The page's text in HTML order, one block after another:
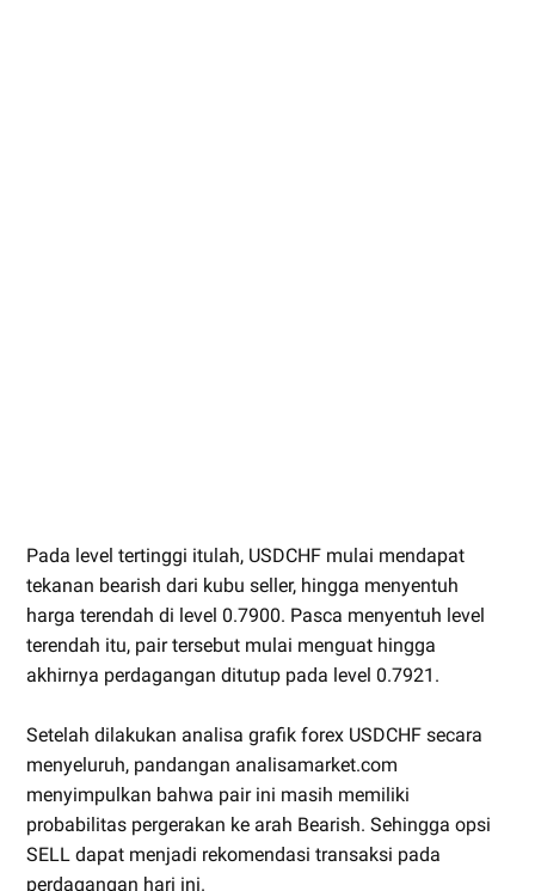
Pada level tertinggi itulah, USDCHF mulai mendapat
tekanan bearish dari kubu seller, hingga menyentuh
harga terendah di level 0.7900. Pasca menyentuh level
terendah itu, pair tersebut mulai menguat hingga
akhirnya perdagangan ditutup pada level 0.7921.
Setelah dilakukan analisa grafik forex USDCHF secara
menyeluruh, pandangan analisamarket.com
menyimpulkan bahwa pair ini masih memiliki
probabilitas pergerakan ke arah Bearish. Sehingga opsi
SELL dapat menjadi rekomendasi transaksi pada
perdagangan hari ini.